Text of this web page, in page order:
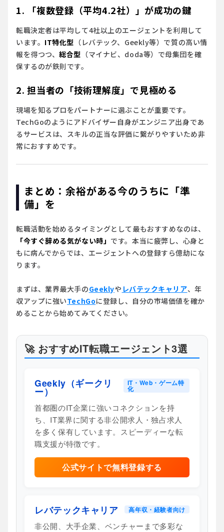
1. 「複数登録（平均4.2社）」が成功の鍵
転職決定者は平均して4社以上のエージェントを利用して
います。 IT特化型 （レバテック、Geekly等）で質の高い情
報を得つつ、総合型 （マイナビ、doda等）で母集団を確
保するのが鉄則です。
2. 担当者の「技術理解度」で見極める
現場を知るプロをパートナーに選ぶことが重要です。
TechGoのようにアドバイザー自身がエンジニア出身であ
るサービスは、スキルの正当な評価に繋がりやすいため非
常におすすめです。
まとめ：余裕がある今のうちに「準
備」を
転職活動を始めるタイミングとして最もおすすめなのは、
「今すぐ辞める気がない時」 です。本当に疲弊し、心身と
もに病んでからでは、エージェントへの登録すら億劫にな
ります。
まずは、業界最大手のGeeklyや レバテックキャリア、年
収アップに強いTechGoに登録し、自分の市場価値を確か
めることから始めてみてください。
🚀 おすすめIT転職エージェント3選
Geekly（ギークリ
ー）
IT・Web・ゲーム特
化
首都圏のIT企業に強いコネクションを持
ち、IT業界に関する非公開求人・独占求人
を多く保有しています。スピーディーな転
職支援が特徴です。
公式サイトで無料登録する
レバテックキャリア 高年収・経験者向け
非公開、大手企業、ベンチャーまで多彩な